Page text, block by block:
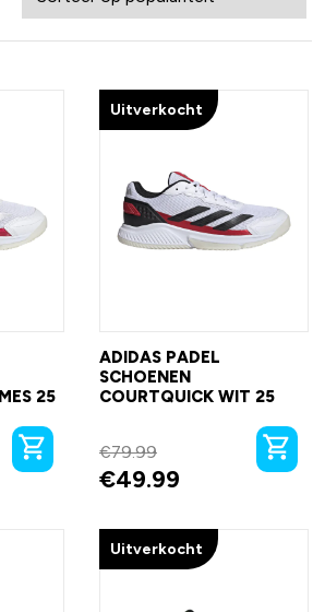
rackets
25
Uitverkocht
ADIDAS PADEL
SCHOENEN
COURTQUICK WIT 25
€79.99
€49.99
Uitverkocht